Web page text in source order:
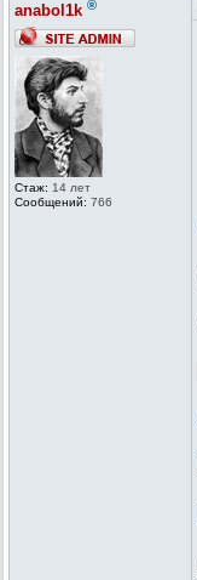
anabol1k ®
Стаж: 14 лет
Сообщений: 766